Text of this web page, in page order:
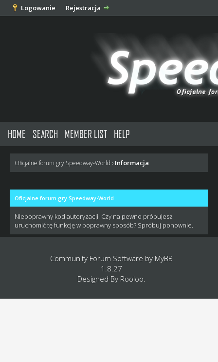
Logowanie Rejestracja
HOME SEARCH MEMBER LIST HELP
Oficjalne forum gry Speedway-World › Informacja
Oficjalne forum gry Speedway-World
Niepoprawny kod autoryzacji. Czy na pewno próbujesz
uruchomić tę funkcję w poprawny sposób? Spróbuj ponownie.
Community Forum Software by MyBB
1.8.27
Designed By Rooloo.